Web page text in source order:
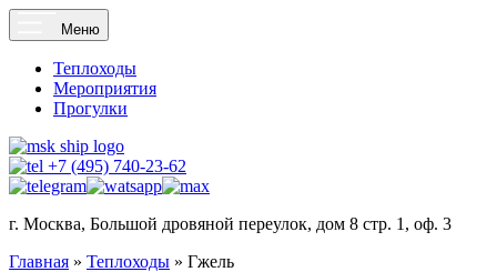
Меню
Теплоходы
Мероприятия
Прогулки
+7 (495) 740-23-62
г. Москва, Большой дровяной переулок, дом 8 стр. 1, оф. 3
Главная » Теплоходы » Гжель